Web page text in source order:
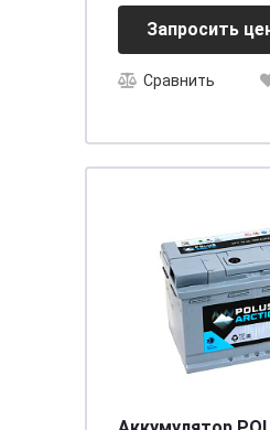
Запросить
Сравнить